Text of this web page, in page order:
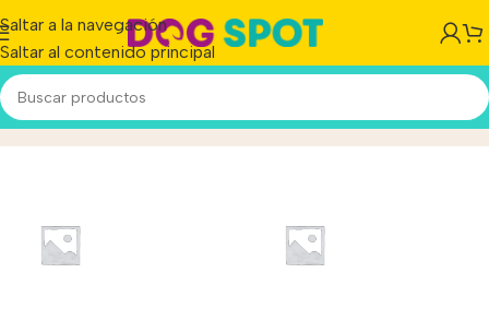
Saltar a la navegación
Saltar al contenido principal
MedicadosInicio/Producto